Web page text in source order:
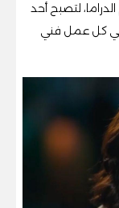
لتصبح أحد
في كل عمل فني